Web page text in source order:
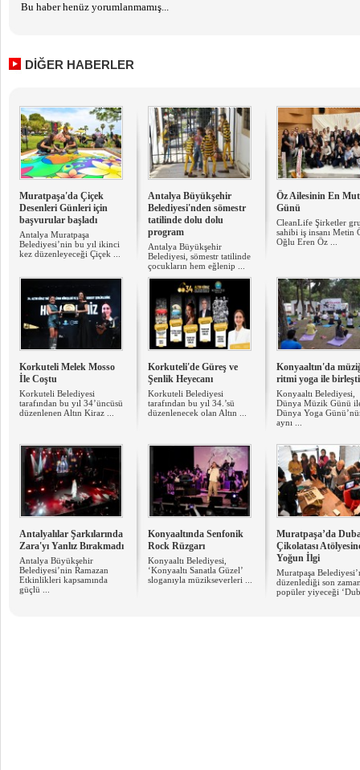
Bu haber henüz yorumlanmamış...
DİĞER HABERLER
Muratpaşa'da Çiçek
Desenleri Günleri için
başvurular başladı
Antalya Muratpaşa
Belediyesi’nin bu yıl ikinci
kez düzenleyeceği Çiçek ...
Antalya Büyükşehir
Belediyesi'nden sömestr
tatilinde dolu dolu
program
Antalya Büyükşehir
Belediyesi, sömestr tatilinde
çocukların hem eğlenip ...
Öz Ailesinin En
Günü
CleanLife Şirketler
sahibi iş insanı Metin
Oğlu Eren Öz ...
Korkuteli Melek Mosso
İle Coştu
Korkuteli Belediyesi
tarafından bu yıl 34’üncüsü
düzenlenen Altın Kiraz ...
Korkuteli'de Güreş ve
Şenlik Heyecanı
Korkuteli Belediyesi
tarafından bu yıl 34.’sü
düzenlenecek olan Altın ...
Konyaaltın'da
ritmi yoga ile
Konyaaltı Belediyesi,
Dünya Müzik Günü
Dünya Yoga
aynı ...
Antalyalılar Şarkılarında
Zara'yı Yanlız Bırakmadı
Antalya Büyükşehir
Belediyesi’nin Ramazan
Etkinlikleri kapsamında
güçlü ...
Konyaaltında Senfonik
Rock Rüzgarı
Konyaaltı Belediyesi,
‘Konyaaltı Sanatla Güzel’
sloganıyla müzikseverleri ...
Muratpaşa’da
Çikolatası
Yoğun İlgi
Muratpaşa
düzenlediği son
popüler yiyeceği